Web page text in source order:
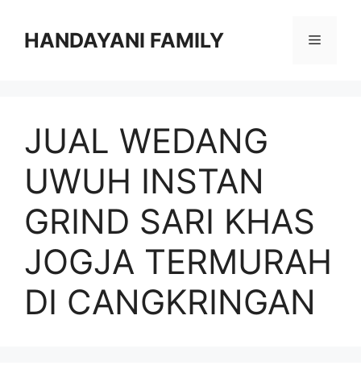
HANDAYANI FAMILY Menu
JUAL WEDANG
UWUH INSTAN
GRIND SARI KHAS
JOGJA TERMURAH
DI CANGKRINGAN